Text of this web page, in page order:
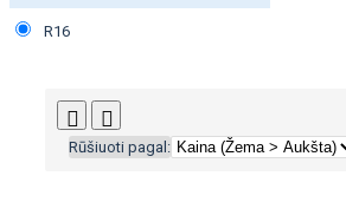
R16
Rūšiuoti pagal: